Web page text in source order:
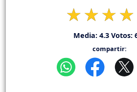
Media: 4.3Votos:
compartir: